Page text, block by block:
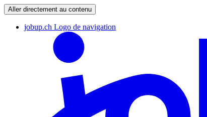
Aller directement au contenu
jobup.ch Logo de navigation